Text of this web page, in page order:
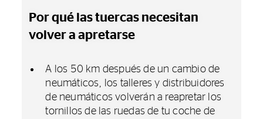
Por qué las tuercas necesitan
volver a apretarse
A los 50 km después de un cambio de
neumáticos, los talleres y distribuidores
de neumáticos volverán a reapretar los
tornillos de las ruedas de tu coche de